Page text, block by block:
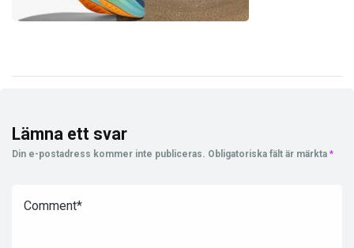
Lämna ett svar
Din e-postadress kommer inte publiceras. Obligatoriska fält är märkta *